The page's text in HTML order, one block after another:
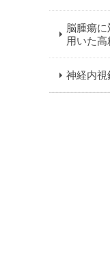
脳腫瘍
用いた
神経内視